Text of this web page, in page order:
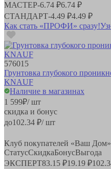
МАСТЕР-6.74 ₽6.74 ₽
СТАНДАРТ-4.49 ₽4.49 ₽
Как стать «ПРОФИ» сразу!
576015
Грунтовка глубокого
KNAUF
Наличие в магазинах
1 599₽/ шт
скидка и бонус
до102.34 ₽/ шт
Клуб покупателей «Ваш Дом»
СтатусСкидкаБонусВыгода
ЭКСПЕРТ83.15 ₽19.19 ₽